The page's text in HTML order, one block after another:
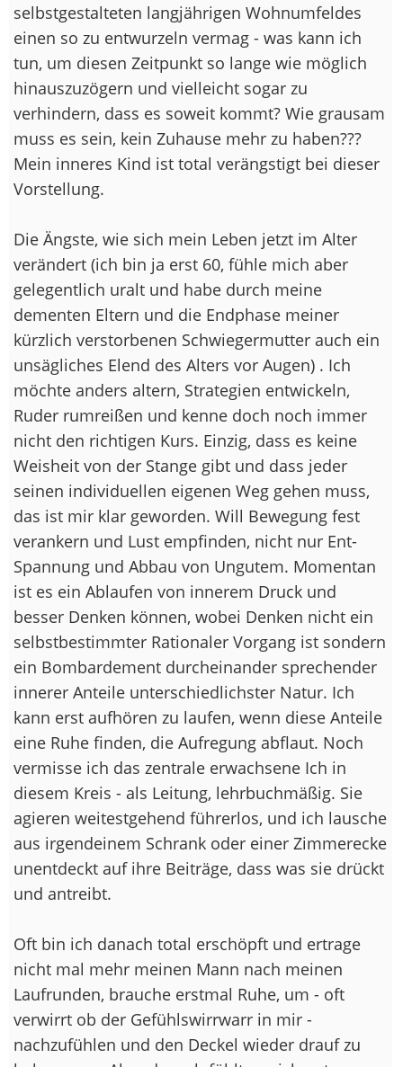
selbstgestalteten langjährigen Wohnumfeldes
einen so zu entwurzeln vermag - was kann ich
tun, um diesen Zeitpunkt so lange wie möglich
hinauszuzögern und vielleicht sogar zu
verhindern, dass es soweit kommt? Wie grausam
muss es sein, kein Zuhause mehr zu haben???
Mein inneres Kind ist total verängstigt bei dieser
Vorstellung.
Die Ängste, wie sich mein Leben jetzt im Alter
verändert (ich bin ja erst 60, fühle mich aber
gelegentlich uralt und habe durch meine
dementen Eltern und die Endphase meiner
kürzlich verstorbenen Schwiegermutter auch ein
unsägliches Elend des Alters vor Augen) . Ich
möchte anders altern, Strategien entwickeln,
Ruder rumreißen und kenne doch noch immer
nicht den richtigen Kurs. Einzig, dass es keine
Weisheit von der Stange gibt und dass jeder
seinen individuellen eigenen Weg gehen muss,
das ist mir klar geworden. Will Bewegung fest
verankern und Lust empfinden, nicht nur Ent-
Spannung und Abbau von Ungutem. Momentan
ist es ein Ablaufen von innerem Druck und
besser Denken können, wobei Denken nicht ein
selbstbestimmter Rationaler Vorgang ist sondern
ein Bombardement durcheinander sprechender
innerer Anteile unterschiedlichster Natur. Ich
kann erst aufhören zu laufen, wenn diese Anteile
eine Ruhe finden, die Aufregung abflaut. Noch
vermisse ich das zentrale erwachsene Ich in
diesem Kreis - als Leitung, lehrbuchmäßig. Sie
agieren weitestgehend führerlos, und ich lausche
aus irgendeinem Schrank oder einer Zimmerecke
unentdeckt auf ihre Beiträge, dass was sie drückt
und antreibt.
Oft bin ich danach total erschöpft und ertrage
nicht mal mehr meinen Mann nach meinen
Laufrunden, brauche erstmal Ruhe, um - oft
verwirrt ob der Gefühlswirrwarr in mir -
nachzufühlen und den Deckel wieder drauf zu